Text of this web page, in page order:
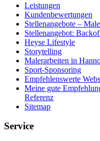
Leistungen
Kundenbewertungen
Stellenangebote –
Stellenangebot:
Heyse Lifestyle
Storytelling
Malerarbeiten in
Sport-Sponsoring
Empfehlenswerte
Meine gute
Referenz
Sitemap
Service